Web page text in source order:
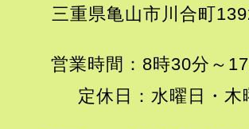
三重県亀山市川合町
営業時間：8時30分～
定休日：水曜日・木